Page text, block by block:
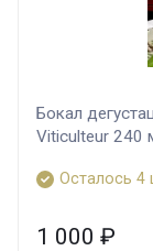
Бокал
Viticulteur 240
Осталось 4
1 000 ₽